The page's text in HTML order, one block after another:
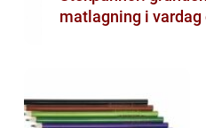
matlagning i vardag